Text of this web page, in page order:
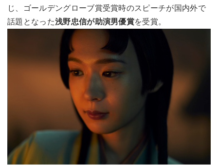
じ、ゴールデングローブ賞受賞時のスピーチが国内外で
話題となった浅野忠信が助演男優賞を受賞。